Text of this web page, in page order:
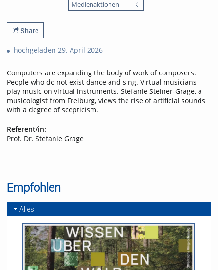
Medienaktionen
Share
hochgeladen 29. April 2026
Computers are expanding the body of work of composers.
People who do not exist dance and sing. Virtual musicians
play music on virtual instruments. Stefanie Steiner-Grage, a
musicologist from Freiburg, views the rise of artificial sounds
with a degree of scepticism.
Referent/in:
Prof. Dr. Stefanie Grage
Empfohlen
Alles